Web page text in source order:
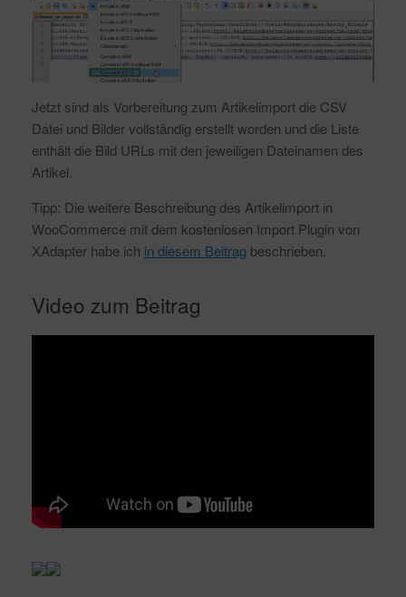
Jetzt sind als Vorbereitung zum Artikelimport die CSV
Datei und Bilder vollständig erstellt worden und die Liste
enthält die Bild URLs mit den jeweiligen Dateinamen des
Artikel.
Tipp: Die weitere Beschreibung des Artikelimport in
WooCommerce mit dem kostenlosen Import Plugin von
XAdapter habe ich in diesem Beitrag beschrieben.
Video zum Beitrag